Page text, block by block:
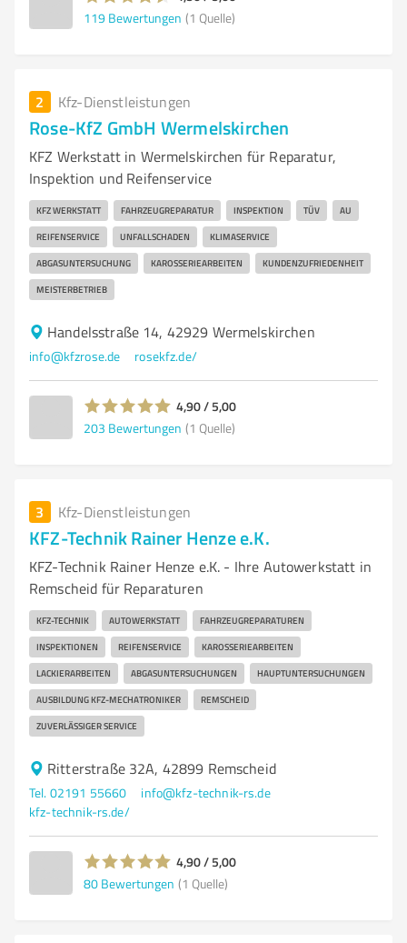
119 Bewertungen (1 Quelle)
2 Kfz-Dienstleistungen
Rose-KfZ GmbH Wermelskirchen
KFZ Werkstatt in Wermelskirchen für Reparatur,
Inspektion und Reifenservice
KFZ WERKSTATT FAHRZEUGREPARATUR INSPEKTION TÜV AU
REIFENSERVICE UNFALLSCHADEN KLIMASERVICE
ABGASUNTERSUCHUNG KAROSSERIEARBEITEN KUNDENZUFRIEDENHEIT
MEISTERBETRIEB
Handelsstraße 14, 42929 Wermelskirchen
info@kfzrose.de rosekfz.de/
4,90 / 5,00
203 Bewertungen (1 Quelle)
3 Kfz-Dienstleistungen
KFZ-Technik Rainer Henze e.K.
KFZ-Technik Rainer Henze e.K. - Ihre Autowerkstatt in
Remscheid für Reparaturen
KFZ-TECHNIK AUTOWERKSTATT FAHRZEUGREPARATUREN
INSPEKTIONEN REIFENSERVICE KAROSSERIEARBEITEN
LACKIERARBEITEN ABGASUNTERSUCHUNGEN HAUPTUNTERSUCHUNGEN
AUSBILDUNG KFZ-MECHATRONIKER REMSCHEID
ZUVERLÄSSIGER SERVICE
Ritterstraße 32A, 42899 Remscheid
Tel. 02191 55660
info@kfz-technik-rs.de
kfz-technik-rs.de/
4,90 / 5,00
80 Bewertungen (1 Quelle)